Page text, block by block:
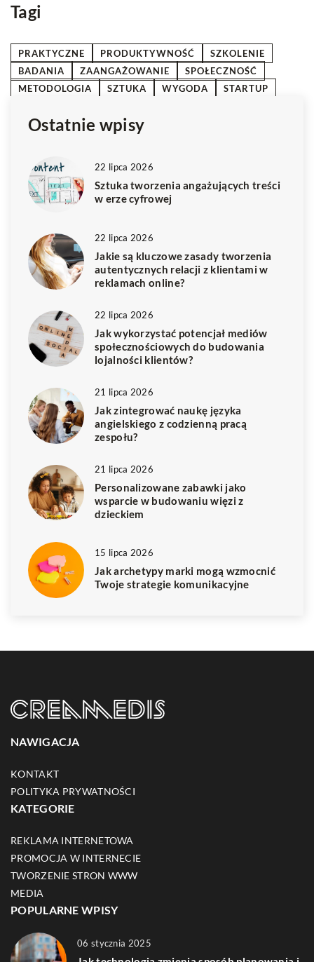
Tagi
PRAKTYCZNE PRODUKTYWNOŚĆ
SZKOLENIE
BADANIA
ZAANGAŻOWANIE
SPOŁECZNOŚĆ
METODOLOGIA
SZTUKA WYGODA STARTUP
Ostatnie wpisy
22 lipca 2026
Sztuka tworzenia angażujących treści
w erze cyfrowej
22 lipca 2026
Jakie są kluczowe zasady tworzenia
autentycznych relacji z klientami w
reklamach online?
22 lipca 2026
Jak wykorzystać potencjał mediów
społecznościowych do budowania
lojalności klientów?
21 lipca 2026
Jak zintegrować naukę języka
angielskiego z codzienną pracą
zespołu?
21 lipca 2026
Personalizowane zabawki jako
wsparcie w budowaniu więzi z
dzieckiem
15 lipca 2026
Jak archetypy marki mogą wzmocnić
Twoje strategie komunikacyjne
NAWIGACJA
KONTAKT
POLITYKA PRYWATNOŚCI
KATEGORIE
REKLAMA INTERNETOWA
PROMOCJA W INTERNECIE
TWORZENIE STRON WWW
MEDIA
POPULARNE WPISY
06 stycznia 2025